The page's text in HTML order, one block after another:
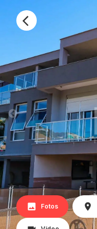
Fotos